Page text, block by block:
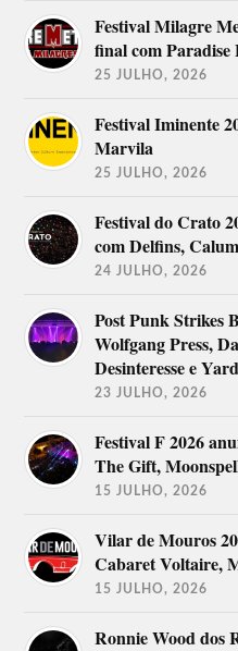
Festival Milagre
final com
25 JULHO, 2026
Festival Iminente
Marvila
25 JULHO, 2026
Festival do Crato
com Delfins,
24 JULHO, 2026
Post Punk Strikes
Wolfgang Press,
Desinteresse e Yard
23 JULHO, 2026
Festival F 2026
The Gift,
15 JULHO, 2026
Vilar de Mouros
Cabaret Voltaire,
15 JULHO, 2026
Ronnie Wood dos